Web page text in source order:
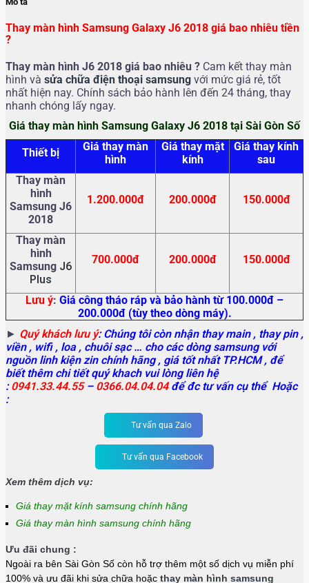
Thay màn hình Samsung Galaxy J6 2018 giá bao nhiêu tiền
?
Thay màn hình J6 2018 giá bao nhiêu ? Cam kết thay màn
hình và sửa chữa điện thoại samsung với mức giá rẻ, tốt
nhất hiện nay. Chính sách bảo hành lên đến 24 tháng, thay
nhanh chóng lấy ngay.
Giá thay màn hình Samsung Galaxy J6 2018 tại Sài Gòn Số
Thiết bị
Giá thay màn
hình
Giá thay mặt
kính
Giá thay kính
sau
Thay màn
hình
Samsung J6
2018
1.200.000đ 200.000đ 150.000đ
Thay màn
hình
Samsung J6
Plus
700.000đ 200.000đ 150.000đ
Lưu ý: Giá công tháo ráp và bảo hành từ 100.000đ –
200.000đ (tùy theo dòng máy).
► Quý khách lưu ý: Chúng tôi còn nhận thay main, thay pin ,
viền , wifi , loa , chuôi sạc … cho các dòng samsung với
nguồn linh kiện zin chính hãng , giá tốt nhất TP.HCM , để
biết thêm chi tiết quý khach vui lòng liên hệ
:0941.33.44.55– 0366.04.04.04để đc tư vấn cụ thể Hoặc
:
Tư vấn qua Zalo
Tư vấn qua Facebook
Xem thêm dịch vụ:
Giá thay mặt kính samsung chính hãng
Giá thay màn hình samsung chính hãng
Ưu đãi chung :
Ngoài ra bên Sài Gòn Số còn hỗ trợ thêm một số dịch vụ miễn phí
100% và ưu đãi khi sửa chữa hoặc thay màn hình samsung